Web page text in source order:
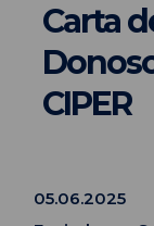
Carta
CIPER
05.06.2025